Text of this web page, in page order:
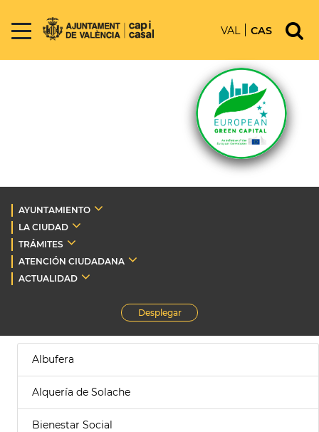
VAL CAS
AYUNTAMIENTO
LA CIUDAD
TRÁMITES
ATENCIÓN CIUDADANA
ACTUALIDAD
Desplegar
Albufera
Alquería de Solache
Bienestar Social